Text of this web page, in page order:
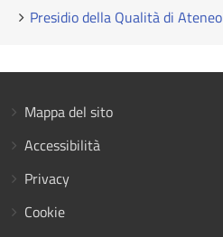
Presidio della Qualità di Ateneo
Mappa del sito
Accessibilità
Privacy
Cookie